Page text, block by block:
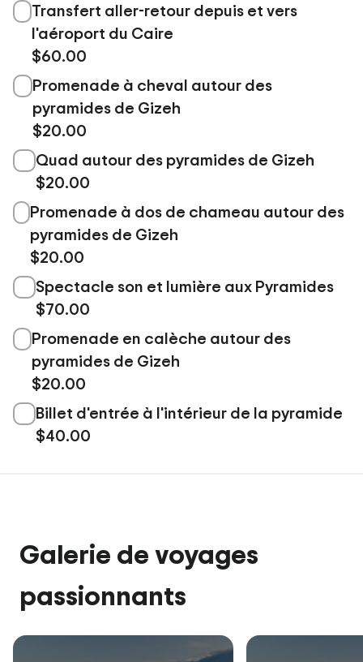
Transfert aller-retour depuis et vers
l'aéroport du Caire
$60.00
Promenade à cheval autour des
pyramides de Gizeh
$20.00
Quad autour des pyramides de Gizeh
$20.00
Promenade à dos de chameau autour des
pyramides de Gizeh
$20.00
Spectacle son et lumière aux Pyramides
$70.00
Promenade en calèche autour des
pyramides de Gizeh
$20.00
Billet d'entrée à l'intérieur de la pyramide
$40.00
Galerie de voyages
passionnants